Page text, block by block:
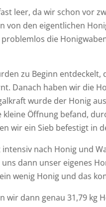
leer, da wir schon vor
von den eigent­li­chen
die
zu Beginn
Danach haben wir die
wur­de der Honig
klei­ne Öff­nung befand,
wir ein Sieb befes­tigt in
inten­siv nach Honig und
dann unser eige­nes
wenig Honig und das
wir dann genau 31,79 kg